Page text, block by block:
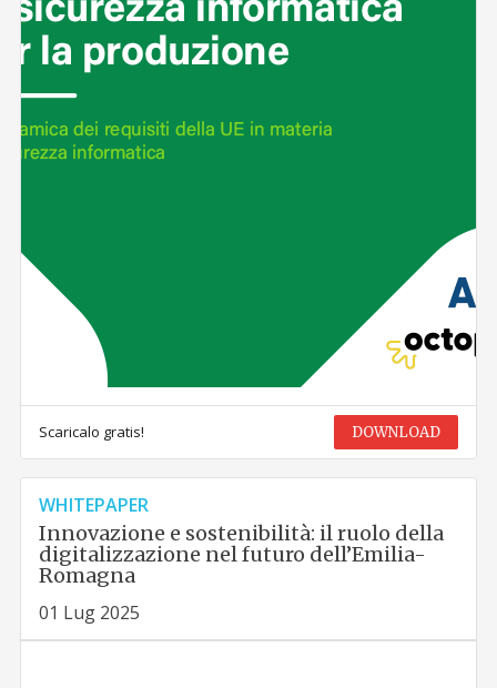
Scaricalo gratis! DOWNLOAD
WHITEPAPER
Innovazione e sostenibilità: il ruolo della
digitalizzazione nel futuro dell’Emilia-
Romagna
01 Lug 2025